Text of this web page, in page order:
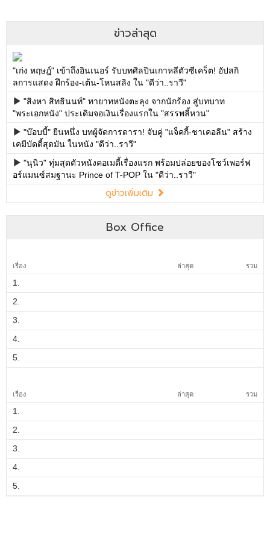
ข่าวล่าสุด
"เก่ง หฤษฎ์" เข้าถึงอินเนอร์ รับบทศิลปินเกาหลีตัวซีเคร็ต! อัปสกิ
ลการแสดง ฝึกร้อง-เต้น-โหนสลิง ใน "ดีว่า..ราวี"
"สิงหา สิทธินนท์" ทายาทหนังตะลุง จากนักร้อง สู่บทบาท
"พระเอกหนัง" ประเดิมจอเงินเรื่องแรกใน "สรรพลี้หวน"
"บ๊อบบี้" ยืนหนึ่ง บทผู้จัดการดารา! จับคู่ "แจ็คกี้-ชาเคอลีน" สร้าง
เคมีบัดดี้สุดมัน ในหนัง "ดีว่า..ราวี"
"นุนิว" ทุ่มสุดตัวหนังคอเมดี้เรื่องแรก พร้อมปล่อยของโชว์เพอร์ฟ
อร์แมนซ์สมฐานะ Prince of T-POP ใน "ดีว่า..ราวี"
ดูข่าวเพิ่มเติม
Box Office
เรื่อง ล่าสุด รวม
1.
2.
3.
4.
5.
เรื่อง ล่าสุด รวม
1.
2.
3.
4.
5.